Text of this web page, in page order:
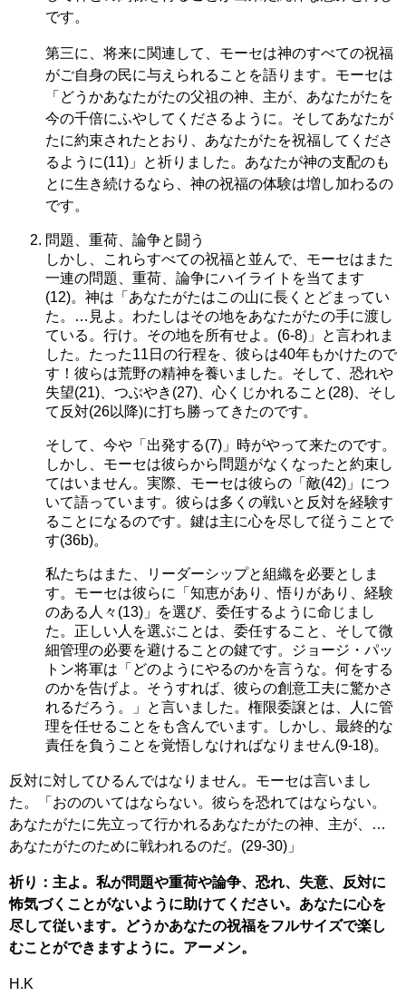
です。
第三に、将来に関連して、モーセは神のすべての祝福
がご自身の民に与えられることを語ります。モーセは
「どうかあなたがたの父祖の神、主が、あなたがたを
今の千倍にふやしてくださるように。そしてあなたが
たに約束されたとおり、あなたがたを祝福してくださ
るように(11)」と祈りました。あなたが神の支配のも
とに生き続けるなら、神の祝福の体験は増し加わるの
です。
問題、重荷、論争と闘う
しかし、これらすべての祝福と並んで、モーセはまた
一連の問題、重荷、論争にハイライトを当てます
(12)。神は「あなたがたはこの山に長くとどまってい
た。…見よ。わたしはその地をあなたがたの手に渡し
ている。行け。その地を所有せよ。(6-8)」と言われま
した。たった11日の行程を、彼らは40年もかけたので
す！彼らは荒野の精神を養いました。そして、恐れや
失望(21)、つぶやき(27)、心くじかれること(28)、そし
て反対(26以降)に打ち勝ってきたのです。
そして、今や「出発する(7)」時がやって来たのです。
しかし、モーセは彼らから問題がなくなったと約束し
てはいません。実際、モーセは彼らの「敵(42)」につ
いて語っています。彼らは多くの戦いと反対を経験す
ることになるのです。鍵は主に心を尽して従うことで
す(36b)。
私たちはまた、リーダーシップと組織を必要としま
す。モーセは彼らに「知恵があり、悟りがあり、経験
のある人々(13)」を選び、委任するように命じまし
た。正しい人を選ぶことは、委任すること、そして微
細管理の必要を避けることの鍵です。ジョージ・パッ
トン将軍は「どのようにやるのかを言うな。何をする
のかを告げよ。そうすれば、彼らの創意工夫に驚かさ
れるだろう。」と言いました。権限委譲とは、人に管
理を任せることをも含んでいます。しかし、最終的な
責任を負うことを覚悟しなければなりません(9-18)。
反対に対してひるんではなりません。モーセは言いまし
た。「おののいてはならない。彼らを恐れてはならない。
あなたがたに先立って行かれるあなたがたの神、主が、…
あなたがたのために戦われるのだ。(29-30)」
祈り：主よ。私が問題や重荷や論争、恐れ、失意、反対に
怖気づくことがないように助けてください。あなたに心を
尽して従います。どうかあなたの祝福をフルサイズで楽し
むことができますように。アーメン。
H.K